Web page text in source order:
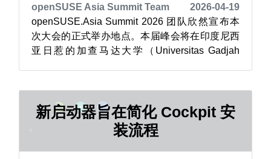
openSUSE Asia Summit Team
2026-04-19
openSUSE.Asia Summit 2026 团队欣然宣布本
次大会的正式举办地点。本届峰会将在印度尼西
亚日惹的加查马达大学（Universitas Gadjah
在...
新启动器旨在简化 Cockpit 安
装流程